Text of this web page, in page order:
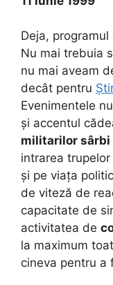
Deja,
Nu mai trebuia
nu mai aveam
decât pentru
Evenimentele
și accentul
militarilor sârbi
intrarea trupelor
și pe viața
de viteză de
capacitate de
activitatea de
la maximum
cineva pentru a